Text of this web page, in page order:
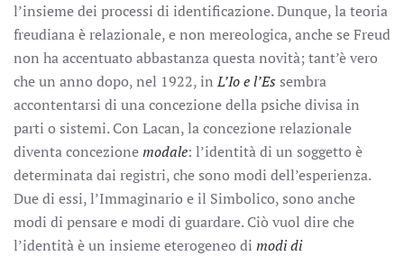
l’insieme dei processi di identificazione. Dunque, la teoria
freudiana è relazionale, e non mereologica, anche se Freud
non ha accentuato abbastanza questa novità; tant’è vero
che un anno dopo, nel 1922, inL’Io e l’Es sembra
accontentarsi di una concezione della psiche divisa in
parti o sistemi. Con Lacan, la concezione relazionale
diventa concezionemodale: l’identità di un soggetto è
determinata dai registri, che sono modi dell’esperienza.
Due di essi, l’Immaginario e il Simbolico, sono anche
modi di pensare e modi di guardare. Ciò vuol dire che
l’identità è un insieme eterogeneo di modi di